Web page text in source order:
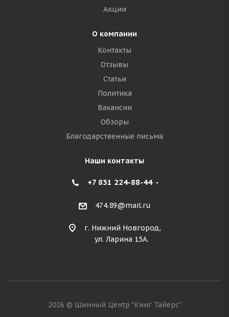
Акции
О компании
Контакты
Отзывы
Статьи
Политика
Вакансии
Обзоры
Благодарственные письма
Наши контакты
+7 831 224-88-44
474.89@mail.ru
г. Нижний Новгород,
ул. Ларина 15А.
2026 © Шинный Центр "Кинг Тайерс"